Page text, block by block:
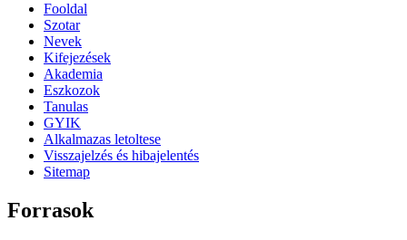
Fooldal
Szotar
Nevek
Kifejezések
Akademia
Eszkozok
Tanulas
GYIK
Alkalmazas letoltese
Visszajelzés és hibajelentés
Sitemap
Forrasok